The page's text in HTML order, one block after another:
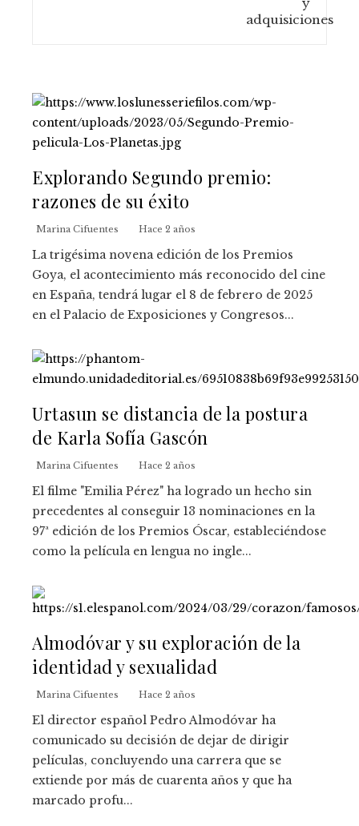
Explorando Segundo premio:
razones de su éxito
Marina Cifuentes Hace 2 años
La trigésima novena edición de los Premios
Goya, el acontecimiento más reconocido del cine
en España, tendrá lugar el 8 de febrero de 2025
en el Palacio de Exposiciones y Congresos...
Urtasun se distancia de la postura
de Karla Sofía Gascón
Marina Cifuentes Hace 2 años
El filme "Emilia Pérez" ha logrado un hecho sin
precedentes al conseguir 13 nominaciones en la
97ª edición de los Premios Óscar, estableciéndose
como la película en lengua no ingle...
Almodóvar y su exploración de la
identidad y sexualidad
Marina Cifuentes Hace 2 años
El director español Pedro Almodóvar ha
comunicado su decisión de dejar de dirigir
películas, concluyendo una carrera que se
extiende por más de cuarenta años y que ha
marcado profu...